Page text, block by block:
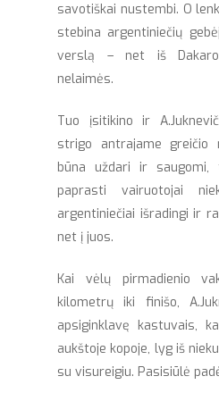
savotiškai nustembi. O
stebina argentiniečių
verslą – net iš
nelaimės.
Tuo įsitikino ir
strigo antrajame greičio
būna uždari ir
paprasti vairuotojai
argentiniečiai išradingi ir
net į juos.
Kai vėlų pirmadienio
kilometrų iki finišo,
apsiginklavę kastuvais,
aukštoje kopoje, lyg iš
su visureigiu. Pasisiūlė